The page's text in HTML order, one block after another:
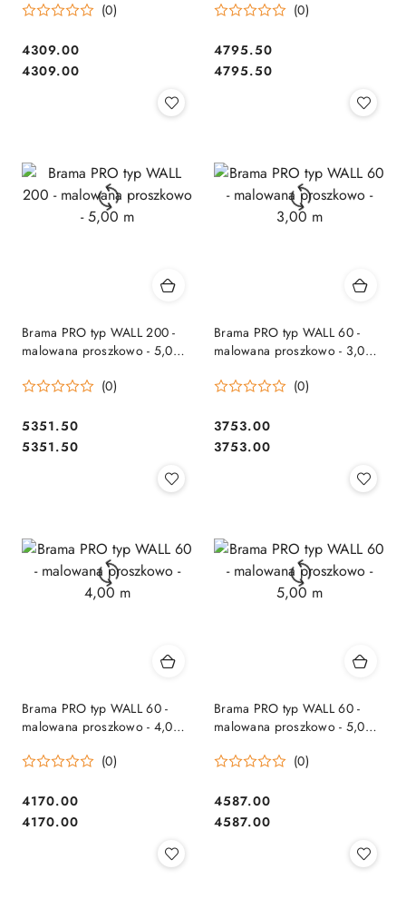
(0)
Cena:
4309.00
Cena:
4309.00
(0)
Cena:
4795.50
Cena:
4795.50
Brama PRO typ WALL 200 -
malowana proszkowo - 5,00
(0)
Cena:
5351.50
Cena:
5351.50
Brama PRO typ WALL 60 -
malowana proszkowo - 3,00
(0)
Cena:
3753.00
Cena:
3753.00
Brama PRO typ WALL 60 -
malowana proszkowo - 4,00
(0)
Cena:
4170.00
Cena:
4170.00
Brama PRO typ WALL 60 -
malowana proszkowo - 5,00
(0)
Cena:
4587.00
Cena:
4587.00